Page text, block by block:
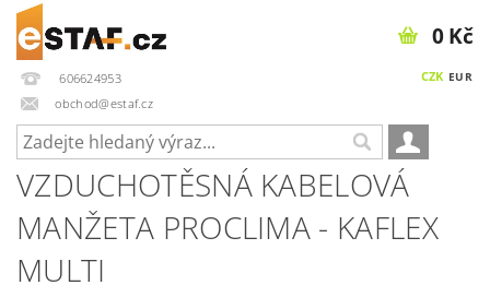
606624953
obchod@estaf.cz
CZK EUR
0 Kč
VZDUCHOTĚSNÁ KABELOVÁ
MANŽETA PROCLIMA - KAFLEX
MULTI